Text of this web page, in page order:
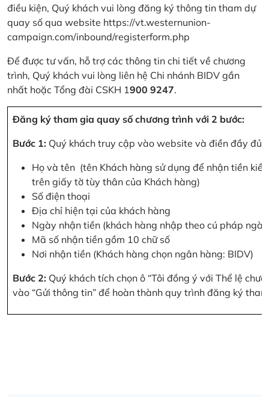
điều kiện, Quý khách vui lòng đăng ký thông tin tham dự
quay số qua website https://vt.westernunion-
campaign.com/inbound/registerform.php
Để được tư vấn, hỗ trợ các thông tin chi tiết về chương
trình, Quý khách vui lòng liên hệ Chi nhánh BIDV gần
nhất hoặc Tổng đài CSKH 1900 9247.
Đăng ký tham gia quay số chương trình với 2 bước:
Bước 1: Quý khách truy cập vào website và điền đầy đủ
Họ và tên (tên Khách hàng sử dụng để nhận tiền
trên giấy tờ tùy thân của Khách hàng)
Số điện thoại
Địa chỉ hiện tại của khách hàng
Ngày nhận tiền (khách hàng nhập theo cú pháp
Mã số nhận tiền gồm 10 chữ số
Nơi nhận tiền (Khách hàng chọn ngân hàng: BIDV)
Bước 2: Quý khách tích chọn ô “Tôi đồng ý với Thể lệ
vào “Gửi thông tin” để hoàn thành quy trình đăng ký